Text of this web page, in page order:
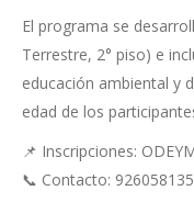
El programa se
Terrestre, 2° piso) e
educación ambiental y
edad de los
📌 Inscripciones:
📞 Contacto: 926058135